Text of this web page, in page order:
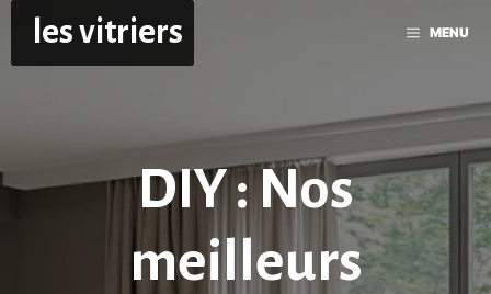
Aller
contenu
les vitriers MENU
DIY : Nos
meilleurs